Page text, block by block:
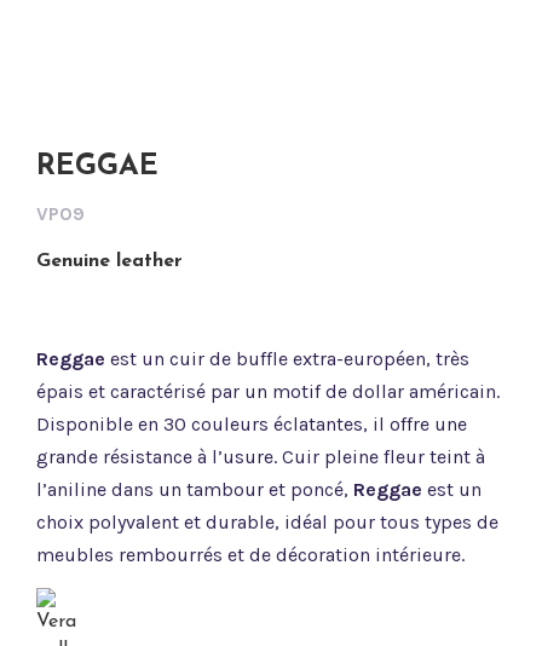
REGGAE
VP09
Genuine leather
Reggae est un cuir de buffle extra-européen, très
épais et caractérisé par un motif de dollar américain.
Disponible en 30 couleurs éclatantes, il offre une
grande résistance à l’usure. Cuir pleine fleur teint à
l’aniline dans un tambour et poncé, Reggae est un
choix polyvalent et durable, idéal pour tous types de
meubles rembourrés et de décoration intérieure.